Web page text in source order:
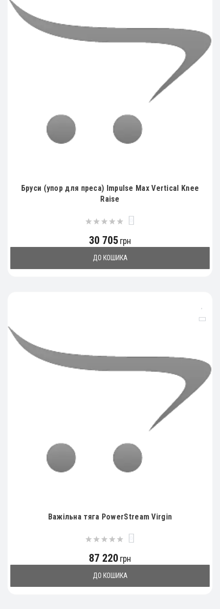
Бруси (упор для преса) Impulse Max Vertical Knee
Raise
30 705 грн
ДО КОШИКА
Важільна тяга PowerStream Virgin
87 220 грн
ДО КОШИКА